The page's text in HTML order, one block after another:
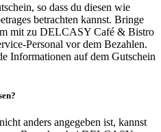
so dass du diesen wie
betrachten kannst. Bringe
mit zu DELCASY Café & Bistro
Personal vor dem Bezahlen.
Informationen auf dem Gutschein
anders angegeben ist, kannst